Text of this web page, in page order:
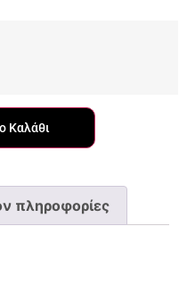
Καλάθι
πληροφορίες